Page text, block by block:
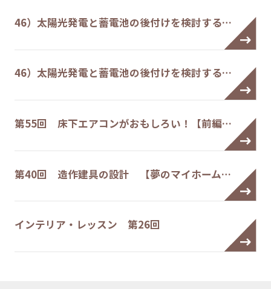
46）太陽光発電と蓄電池の後付けを検討する…
46）太陽光発電と蓄電池の後付けを検討する…
第55回 床下エアコンがおもしろい！【前編…
第40回 造作建具の設計 【夢のマイホーム…
インテリア・レッスン 第26回